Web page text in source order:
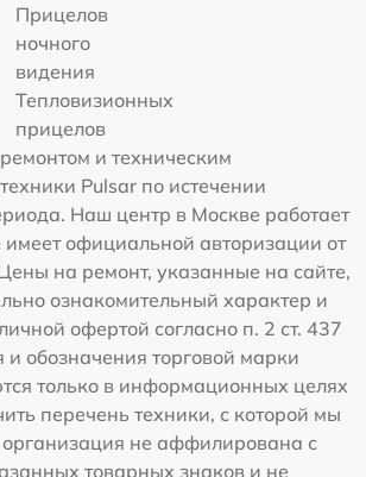
Прицелов
ночного
видения
Тепловизионных
прицелов
и техническим
Pulsar по истечении
Наш центр в Москве работает
официальной авторизации от
на ремонт, указанные на сайте,
ознакомительный характер и
офертой согласно п. 2 ст. 437
обозначения торговой марки
только в информационных целях
перечень техники, с которой мы
не аффилирована с
товарных знаков и не